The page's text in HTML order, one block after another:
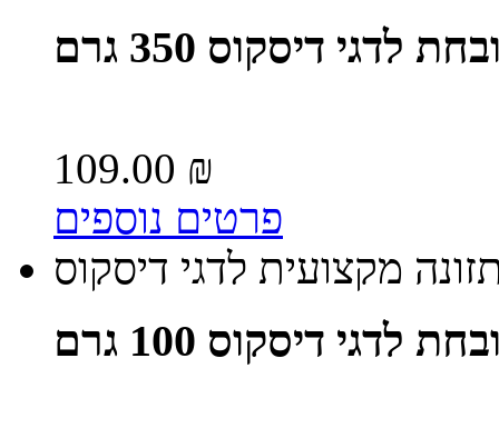
דיסקוס 350 גרם
109.00 ₪
פרטים נוספים
מקצועית לדגי דיסקוס
דיסקוס 100 גרם